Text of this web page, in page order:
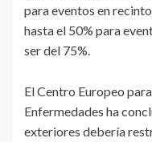
para eventos en
hasta el 50% para
ser del 75%.
El Centro Europeo
Enfermedades ha
exteriores debería